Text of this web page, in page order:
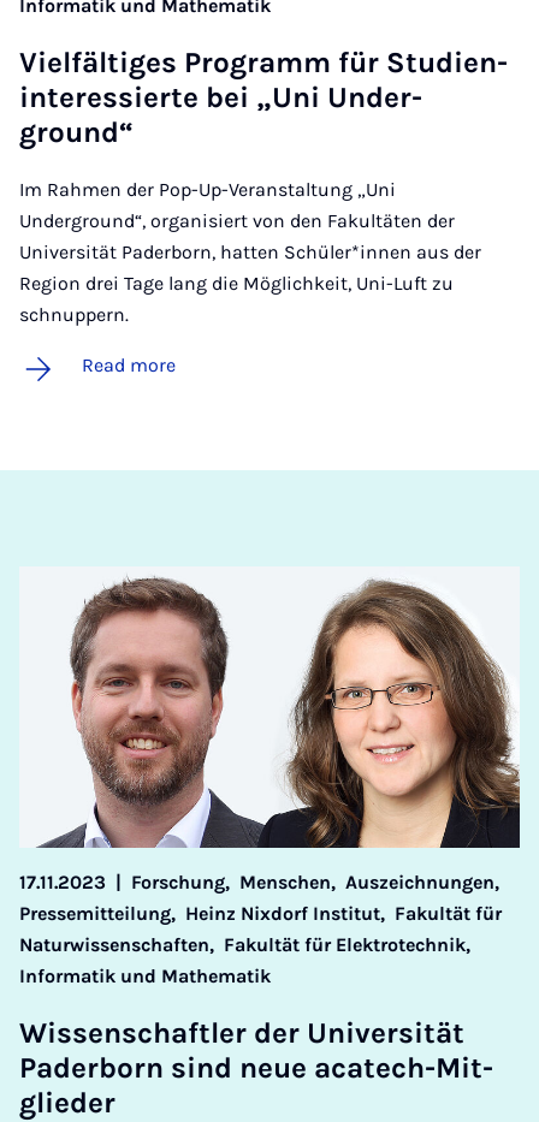
Informatik und Mathematik
Vielfältiges Pro­gramm für Stud­i­en­
in­teressierte bei „Uni Un­der­
ground“
Im Rahmen der Pop-Up-Veranstaltung „Uni
Underground“, organisiert von den Fakultäten der
Universität Paderborn, hatten Schüler*innen aus der
Region drei Tage lang die Möglichkeit, Uni-Luft zu
schnuppern.
Read more
17.11.2023 Forschung, Menschen, Auszeichnungen,
Pressemitteilung, Heinz Nixdorf Institut, Fakultät für
Naturwissenschaften, Fakultät für Elektrotechnik,
Informatik und Mathematik
Wis­senschaftler der Uni­versität
Pader­born sind neue acat­ech-Mit­
glieder